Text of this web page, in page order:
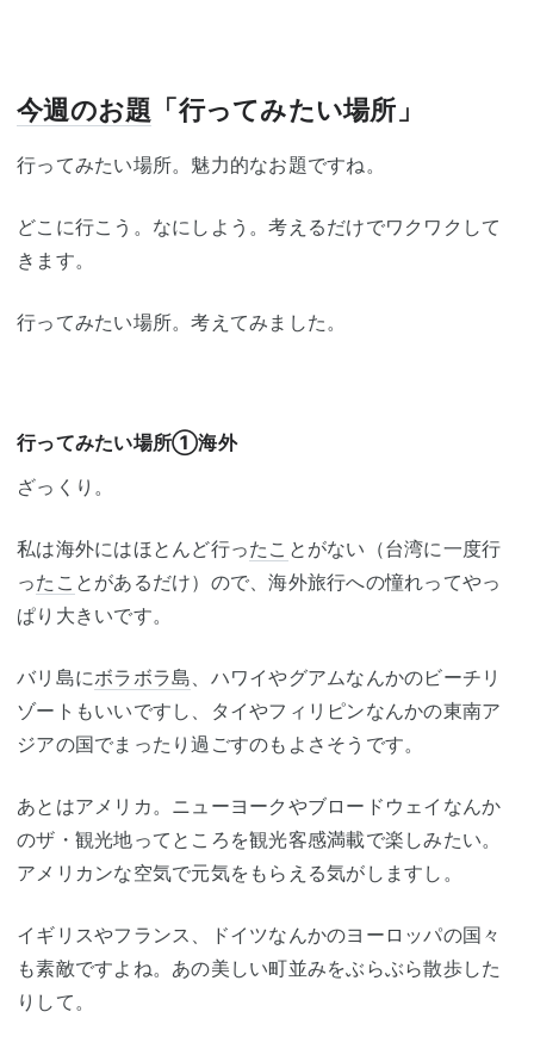
今週のお題 「行ってみたい場所」
行ってみたい場所。魅力的なお題ですね。
どこに行こう。なにしよう。考えるだけでワクワクして
きます。
行ってみたい場所。考えてみました。
行ってみたい場所①海外
ざっくり。
私は海外にはほとんど行ったこ とがない（台湾に一度行
ったこ とがあるだけ）ので、海外旅行への憧れってやっ
ぱり大きいです。
バリ島にボラボラ島 、ハワイやグアムなんかのビーチリ
ゾートもいいですし、タイやフィリピンなんかの東南ア
ジアの国でまったり過ごすのもよさそうです。
あとはアメリカ。ニューヨークやブロードウェイなんか
のザ・観光地ってところを観光客感満載で楽しみたい。
アメリカンな空気で元気をもらえる気がしますし。
イギリスやフランス、ドイツなんかのヨーロッパの国々
も素敵ですよね。あの美しい町並みをぶらぶら散歩した
りして。